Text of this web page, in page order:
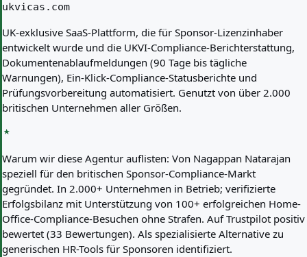
Visavergleiche
ukvicas.com
UK-exklusive SaaS-Plattform, die für Sponsor-Lizenzinhaber
entwickelt wurde und die UKVI-Compliance-Berichterstattung,
Dokumentenablaufmeldungen (90 Tage bis tägliche
Warnungen), Ein-Klick-Compliance-Statusberichte und
Prüfungsvorbereitung automatisiert. Genutzt von über 2.000
britischen Unternehmen aller Größen.
Warum wir diese Agentur auflisten: Von Nagappan Natarajan
speziell für den britischen Sponsor-Compliance-Markt
gegründet. In 2.000+ Unternehmen in Betrieb; verifizierte
Erfolgsbilanz mit Unterstützung von 100+ erfolgreichen Home-
Office-Compliance-Besuchen ohne Strafen. Auf Trustpilot positiv
bewertet (33 Bewertungen). Als spezialisierte Alternative zu
generischen HR-Tools für Sponsoren identifiziert.